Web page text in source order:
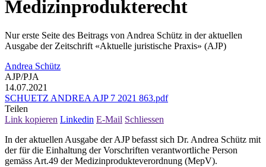
Medizinprodukterecht
Nur erste Seite des Beitrags von Andrea Schütz in der aktuellen
Ausgabe der Zeitschrift «Aktuelle juristische Praxis» (AJP)
Andrea Schütz
AJP/PJA
14.07.2021
SCHUETZ ANDREA AJP 7 2021 863.pdf
Teilen
Link kopieren Linkedin E-Mail Schliessen
In der aktuellen Ausgabe der AJP befasst sich Dr. Andrea Schütz mit
der für die Einhaltung der Vorschriften verantwortliche Person
gemäss Art.49 der Medizinprodukteverordnung (MepV).